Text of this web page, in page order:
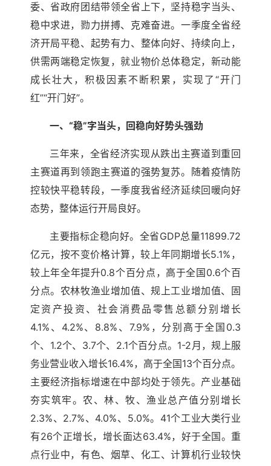
委、省政府团结带领全省上下，坚持稳字当头、
稳中求进，勠力拼搏、克难奋进。一季度全省经
济开局平稳、起势有力、整体向好、持续向上，
供需两端稳定恢复，就业物价总体稳定，新动能
成长壮大，积极因素不断积累，实现了“开门
红”“开门好”。
一、“稳”字当头，回稳向好势头强劲
三年来，全省经济实现从跌出主赛道到重回
主赛道再到领跑主赛道的强势复苏。随着疫情防
控较快平稳转段，一季度我省经济延续回暖向好
态势，整体运行开局良好。
主要指标企稳向好。全省GDP总量11899.72
亿元，按不变价格计算，较上年同期增长5.1%，
较上年全年提升0.8个百分点，高于全国0.6个百
分点。农林牧渔业增加值、规上工业增加值、固
定资产投资、社会消费品零售总额分别增长
4.1%、4.2%、8.8%、7.9%，分别高于全国0.3
个、1.2个、3.7个、2.1个百分点。1-2月，规上服
务业营业收入增长16.4%，高于全国13个百分点。
主要经济指标增速在中部均处于领先。产业基础
夯实筑牢。农、林、牧、渔业总产值分别增长
2.3%、2.7%、4.0%、5.0%。41个工业大类行业
有26个正增长，增长面达63.4%，好于全国。重
点行业中，有色、烟草、化工、计算机行业较快